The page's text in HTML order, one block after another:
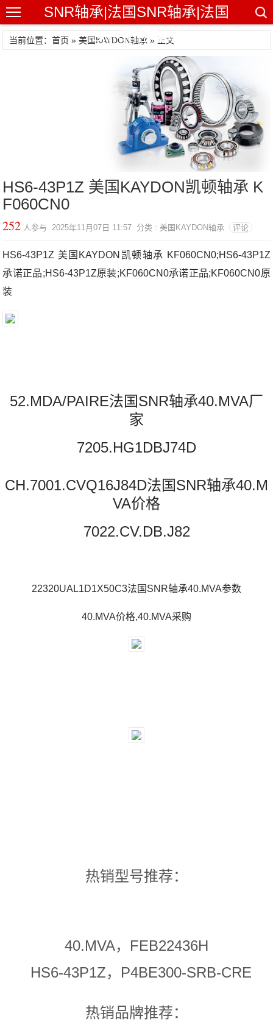
SNR轴承|法国SNR轴承|法国
SNR精密轴承
当前位置：首页 »美国KAYDON轴承 » 正文
HS6-43P1Z 美国KAYDON凯顿轴承 K
F060CN0
252 人参与 2025年11月07日 11:57 分类 : 美国KAYDON轴承 评论
HS6-43P1Z 美国KAYDON凯顿轴承 KF060CN0;HS6-43P1Z
承诺正品;HS6-43P1Z原装;KF060CN0承诺正品;KF060CN0原
装
52.MDA/PAIRE法国SNR轴承40.MVA厂
家
7205.HG1DBJ74D
CH.7001.CVQ16J84D法国SNR轴承40.M
VA价格
7022.CV.DB.J82
22320UAL1D1X50C3法国SNR轴承40.MVA参数
40.MVA价格,40.MVA采购
热销型号推荐：
40.MVA，FEB22436H
HS6-43P1Z，P4BE300-SRB-CRE
热销品牌推荐：